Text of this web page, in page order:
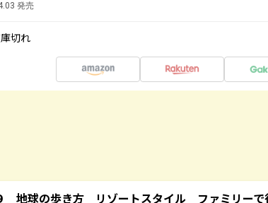
発売
切れ
地球の歩き方 リゾートスタイル ファミリーで